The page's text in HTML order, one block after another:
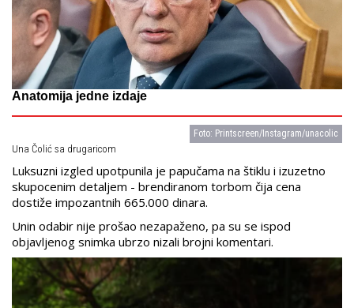
Foto: Printscreen/Instagram/unacolic
Anatomija jedne izdaje
Una Čolić sa drugaricom
Luksuzni izgled upotpunila je papučama na štiklu i izuzetno
skupocenim detaljem - brendiranom torbom čija cena
dostiže impozantnih 665.000 dinara.
Unin odabir nije prošao nezapaženo, pa su se ispod
objavljenog snimka ubrzo nizali brojni komentari.